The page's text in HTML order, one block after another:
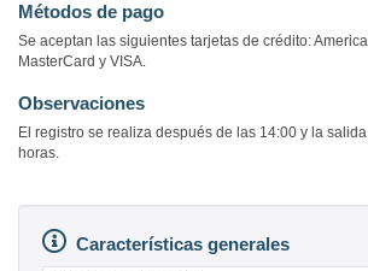
Métodos de pago
Se aceptan las siguientes tarjetas de crédito:
MasterCard y VISA.
Observaciones
El registro se realiza después de las 14:00 y la
horas.
Características generales